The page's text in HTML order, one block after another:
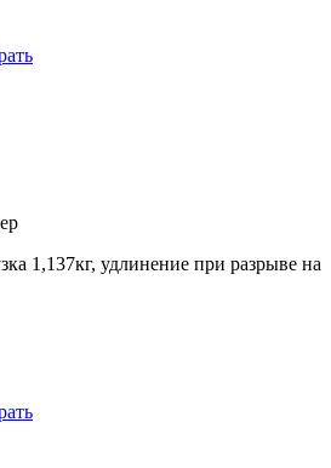
1,137кг, удлинение при разрыве на